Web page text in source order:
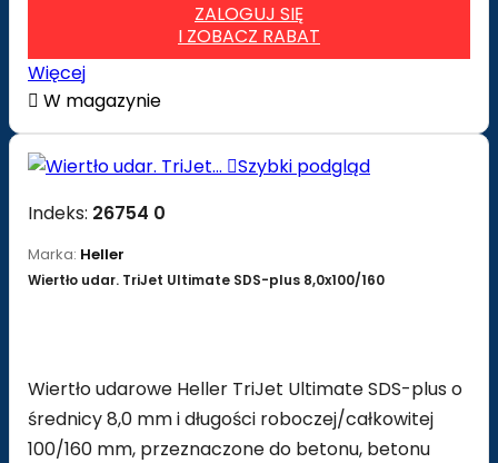
ZALOGUJ SIĘ
I ZOBACZ RABAT
Więcej
 W magazynie
Szybki podgląd
Indeks: 26754 0
Marka: Heller
Wiertło udar. TriJet Ultimate SDS-plus 8,0x100/160
Wiertło udarowe Heller TriJet Ultimate SDS-plus o
średnicy 8,0 mm i długości roboczej/całkowitej
100/160 mm, przeznaczone do betonu, betonu